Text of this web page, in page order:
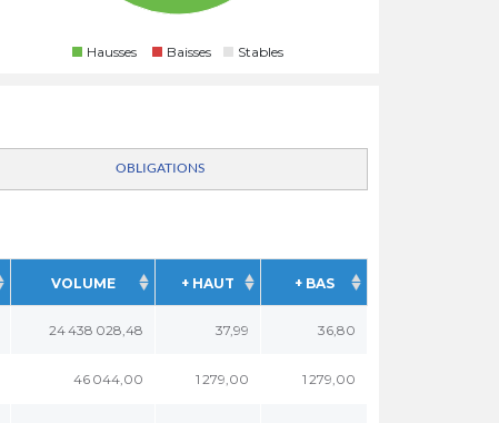
Hausses Baisses Stables
OBLIGATIONS
VOLUME + HAUT + BAS
24 438 028,48 37,99 36,80
46 044,00 1 279,00 1 279,00